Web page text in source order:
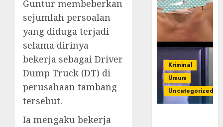
Guntur membeberkan
sejumlah persoalan
yang diduga terjadi
selama dirinya
bekerja sebagai Driver
Dump Truck (DT) di
perusahaan tambang
tersebut.
Ia mengaku bekerja
Kriminal
Umum
Uncategorized